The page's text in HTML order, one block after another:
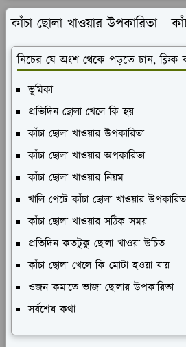
কাঁচা ছোলা খাওয়ার উপকারিতা -
নিচের যে অংশ থেকে পড়তে চান,
ভূমিকা
প্রতিদিন ছোলা খেলে কি হয়
কাঁচা ছোলা খাওয়ার উপকারিতা
কাঁচা ছোলা খাওয়ার অপকারিতা
কাঁচা ছোলা খাওয়ার নিয়ম
খালি পেটে কাঁচা ছোলা খাওয়ার
কাঁচা ছোলা খাওয়ার সঠিক সময়
প্রতিদিন কতটুকু ছোলা খাওয়া উচিত
কাঁচা ছোলা খেলে কি মোটা হওয়া যায়
ওজন কমাতে ভাজা ছোলার উপকারিতা
সর্বশেষ কথা